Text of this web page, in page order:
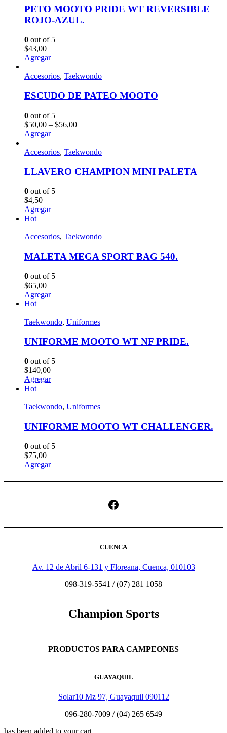
PETO MOOTO PRIDE WT REVERSIBLE
ROJO-AZUL.
0 out of 5
$43,00
Agregar
Accesorios, Taekwondo
ESCUDO DE PATEO MOOTO
0 out of 5
$50,00 – $56,00
Agregar
Accesorios, Taekwondo
LLAVERO CHAMPION MINI PALETA
0 out of 5
$4,50
Agregar
Hot
Accesorios, Taekwondo
MALETA MEGA SPORT BAG 540.
0 out of 5
$65,00
Agregar
Hot
Taekwondo, Uniformes
UNIFORME MOOTO WT NF PRIDE.
0 out of 5
$140,00
Agregar
Hot
Taekwondo, Uniformes
UNIFORME MOOTO WT CHALLENGER.
0 out of 5
$75,00
Agregar
Facebook
CUENCA
Av. 12 de Abril 6-131 y Floreana, Cuenca, 010103
098-319-5541 / (07) 281 1058
Champion Sports
PRODUCTOS PARA CAMPEONES
GUAYAQUIL
Solar10 Mz 97, Guayaquil 090112
096-280-7009 / (04) 265 6549